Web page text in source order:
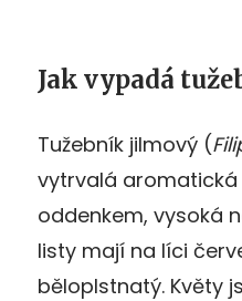
Jak vypadá
Tužebník jilmový (
vytrvalá
oddenkem, vysoká
listy mají na líci
běloplstnatý. Květy